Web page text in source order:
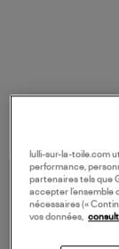
lulli-sur-la-toile.com
performance,
partenaires tels que
accepter l’ensemble
nécessaires («
vos données,